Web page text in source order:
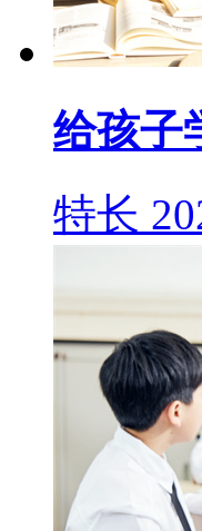
给孩子
特长